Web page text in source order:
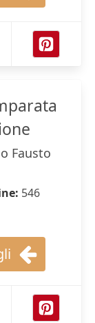
Fausto
546